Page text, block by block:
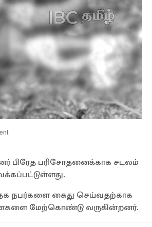
பிரேத பரிசோதனைக்காக சடலம்
நபர்களை கைது செய்வதற்காக
மேற்கொண்டு வருகின்றனர்.